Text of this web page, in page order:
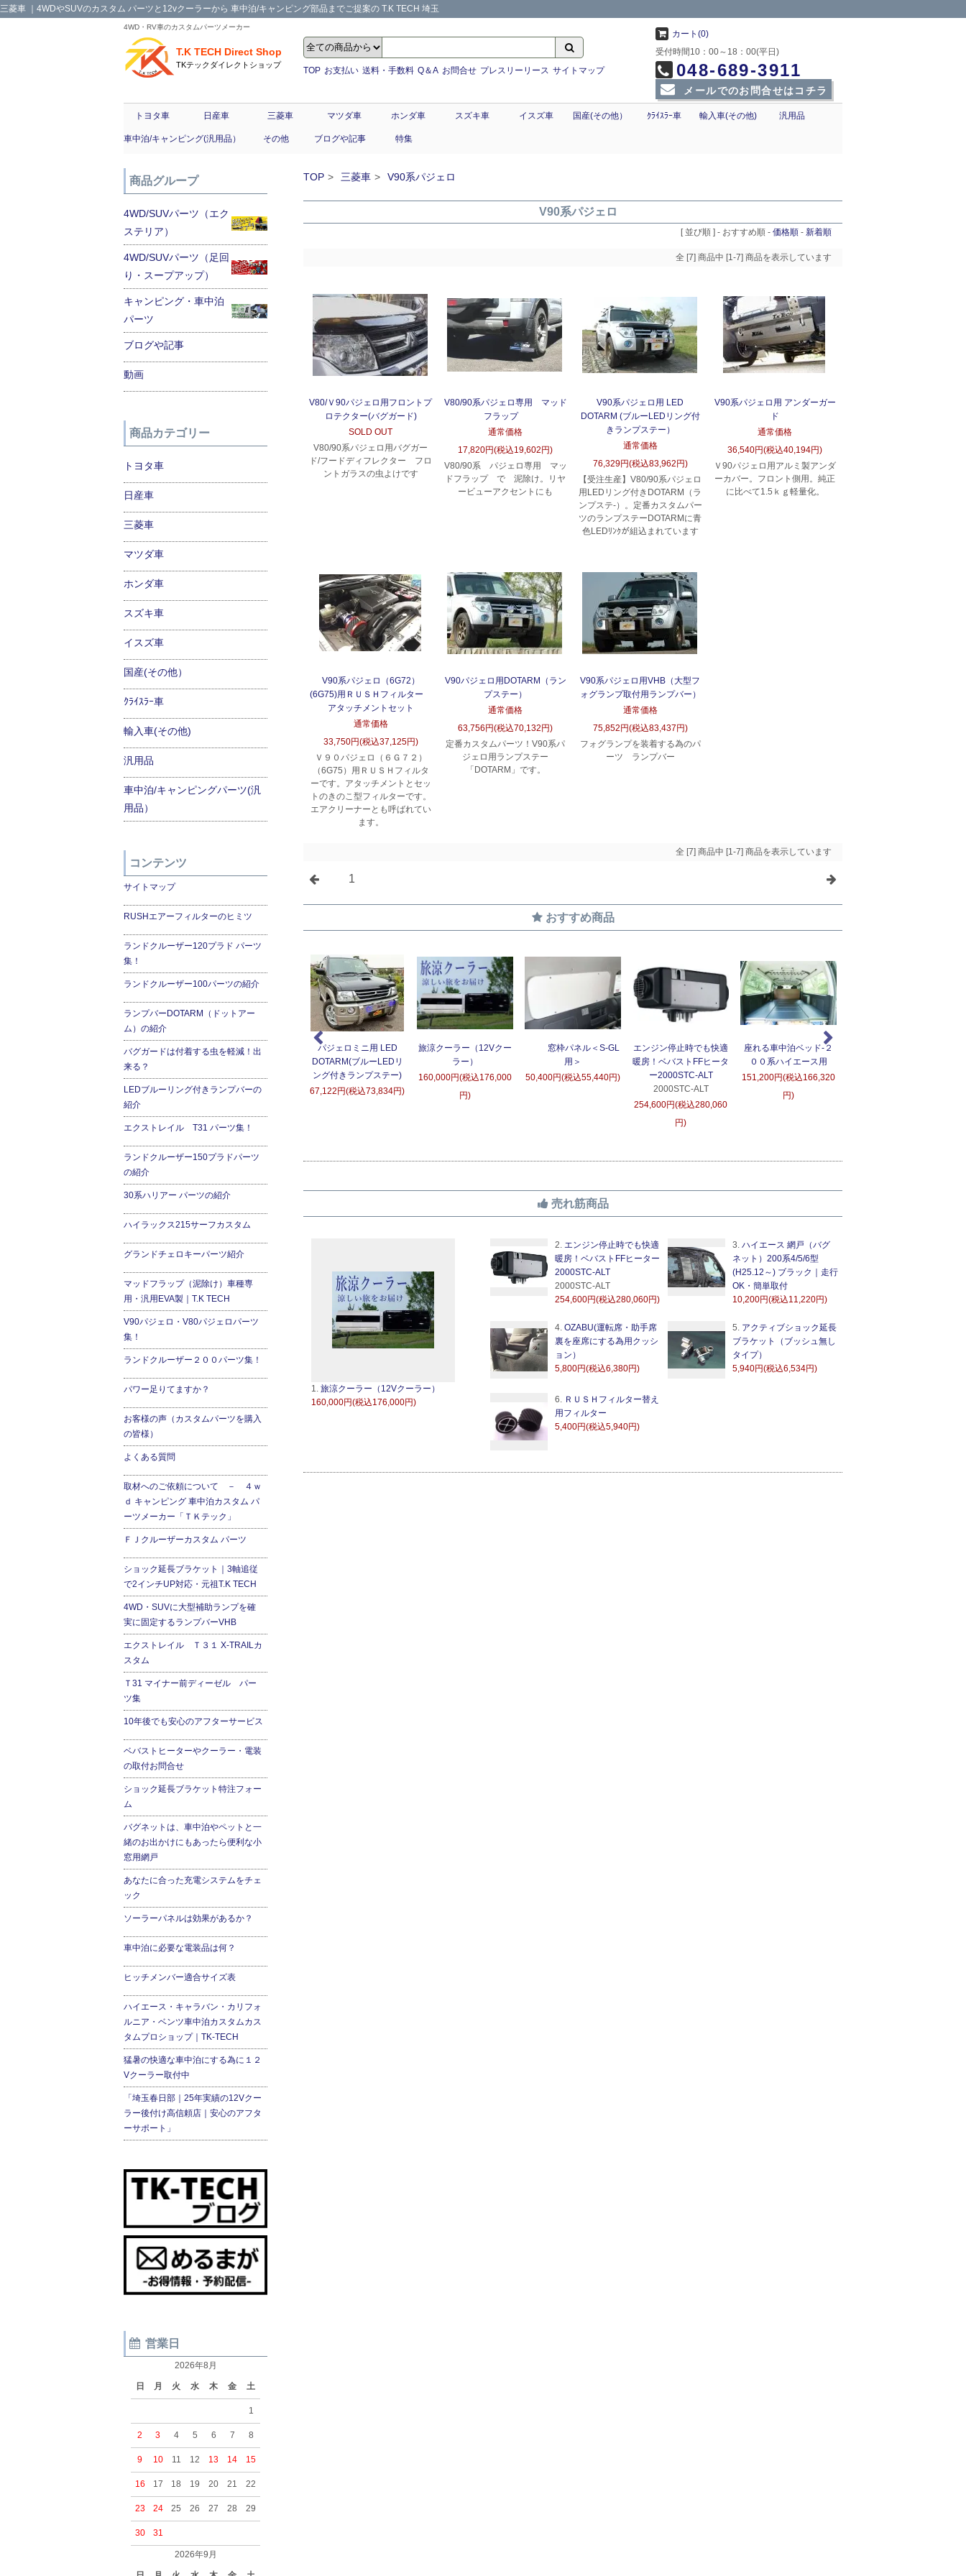
三菱車 ｜4WDやSUVのカスタム パーツと12vクーラーから 車中泊/キャンピング部品までご提案の T.K TECH 埼玉
4WD・RV車のカスタムパーツメーカー
T.K TECH Direct Shop
TKテックダイレクトショップ
TOP お支払い 送料・手数料 Q＆A お問合せ プレスリーリース サイトマップ
カート(0)
受付時間10：00～18：00(平日)
048-689-3911
メールでのお問合せはコチラ
トヨタ車 日産車 三菱車 マツダ車 ホンダ車 スズキ車 イスズ車 国産(その他） ｸﾗｲｽﾗｰ車 輸入車(その他) 汎用品
車中泊/キャンピング(汎用品） その他 ブログや記事 特集
TOP 三菱車 V90系パジェロ
V90系パジェロ
[ 並び順 ] - おすすめ順 - 価格順 - 新着順
全 [7] 商品中 [1-7] 商品を表示しています
V80/Ｖ90パジェロ用フロントプ
ロテクター(バグガード)
SOLD OUT
V80/90系パジェロ用バグガー
ド/フードディフレクター フロ
ントガラスの虫よけです
V80/90系パジェロ専用 マッド
フラップ
通常価格
17,820円(税込19,602円)
V80/90系 パジェロ専用 マッ
ドフラップ で 泥除け。リヤ
ービューアクセントにも
V90系パジェロ用 LED
DOTARM (ブルーLEDリング付
きランプステー）
通常価格
76,329円(税込83,962円)
【受注生産】V80/90系パジェロ
用LEDリング付きDOTARM（ラ
ンプステ-）。定番カスタムパー
ツのランプステーDOTARMに青
色LEDﾘﾝｸが組込まれています
V90系パジェロ用 アンダーガー
ド
通常価格
36,540円(税込40,194円)
Ｖ90パジェロ用アルミ製アンダ
ーカバー。フロント側用。純正
に比べて1.5ｋｇ軽量化。
V90系パジェロ（6G72）
(6G75)用ＲＵＳＨフィルター
アタッチメントセット
通常価格
33,750円(税込37,125円)
Ｖ９０パジェロ（６Ｇ７２）
（6G75）用ＲＵＳＨフィルタ
ーです。アタッチメントとセッ
トのきのこ型フィルターです。
エアクリーナーとも呼ばれてい
ます。
V90パジェロ用DOTARM（ラン
プステー）
通常価格
63,756円(税込70,132円)
定番カスタムパーツ！V90系パ
ジェロ用ランプステー
「DOTARM」です。
V90系パジェロ用VHB（大型フ
ォグランプ取付用ランプバー）
通常価格
75,852円(税込83,437円)
フォグランプを装着する為のパ
ーツ ランプバー
全 [7] 商品中 [1-7] 商品を表示しています
1
おすすめ商品
座れる車中泊ベッド-２
００系ハイエース用
151,200円(税込166,320
円)
ＲＵＳＨフィルター替え
5,400円(税込5,940円)
パジェロミニ用 LED
DOTARM(ブルーLEDリ
ング付きランプステー)
67,122円(税込73,834円)
旅涼クーラー（12Vクー
ラー）
160,000円(税込176,000
円)
窓枠パネル＜S-GL
用＞
50,400円(税込55,440円)
エンジン停止時でも快適
暖房！ベバストFFヒータ
ー2000STC-ALT
2000STC-ALT
254,600円(税込280,060
円)
座れる車中泊ベッド-２
００系ハイエース用
151,200円(税込166,320
円)
売れ筋商品
1. 旅涼クーラー（12Vクーラー）
160,000円(税込176,000円)
2.エンジン停止時でも快適
暖房！ベバストFFヒーター
2000STC-ALT
2000STC-ALT
254,600円(税込280,060円)
3. ハイエース 網戸（バグ
ネット）200系4/5/6型
(H25.12～) ブラック｜走行
OK・簡単取付
10,200円(税込11,220円)
4.OZABU(運転席・助手席
裏を座席にする為用クッシ
ョン）
5,800円(税込6,380円)
5. アクティブショック延長
ブラケット（ブッシュ無し
タイプ）
5,940円(税込6,534円)
6.ＲＵＳＨフィルター替え
用フィルター
5,400円(税込5,940円)
商品グループ
4WD/SUVパーツ（エク
ステリア）
4WD/SUVパーツ（足回
り・スープアップ）
キャンピング・車中泊
パーツ
ブログや記事
動画
商品カテゴリー
トヨタ車
日産車
三菱車
マツダ車
ホンダ車
スズキ車
イスズ車
国産(その他）
ｸﾗｲｽﾗｰ車
輸入車(その他)
汎用品
車中泊/キャンピングパーツ(汎
用品）
コンテンツ
サイトマップ
RUSHエアーフィルターのヒミツ
ランドクルーザー120プラド パーツ
集！
ランドクルーザー100パーツの紹介
ランプバーDOTARM（ドットアー
ム）の紹介
バグガードは付着する虫を軽減！出
来る？
LEDブルーリング付きランプバーの
紹介
エクストレイル T31 パーツ集！
ランドクルーザー150プラドパーツ
の紹介
30系ハリアー パーツの紹介
ハイラックス215サーフカスタム
グランドチェロキーパーツ紹介
マッドフラップ（泥除け）車種専
用・汎用EVA製｜T.K TECH
V90パジェロ・V80パジェロパーツ
集！
ランドクルーザー２００パーツ集！
パワー足りてますか？
お客様の声（カスタムパーツを購入
の皆様）
よくある質問
取材へのご依頼について － ４ｗ
ｄ キャンピング 車中泊カスタム パ
ーツメーカー「ＴＫテック」
ＦＪクルーザーカスタム パーツ
ショック延長ブラケット｜3軸追従
で2インチUP対応・元祖T.K TECH
4WD・SUVに大型補助ランプを確
実に固定するランプバーVHB
エクストレイル Ｔ３１ X-TRAILカ
スタム
Ｔ31 マイナー前ディーゼル パー
ツ集
10年後でも安心のアフターサービス
ベバストヒーターやクーラー・電装
の取付お問合せ
ショック延長ブラケット特注フォー
ム
バグネットは、車中泊やペットと一
緒のお出かけにもあったら便利な小
窓用網戸
あなたに合った充電システムをチェ
ック
ソーラーパネルは効果があるか？
車中泊に必要な電装品は何？
ヒッチメンバー適合サイズ表
ハイエース・キャラバン・カリフォ
ルニア・ベンツ車中泊カスタムカス
タムプロショップ｜TK-TECH
猛暑の快適な車中泊にする為に１２
Vクーラー取付中
「埼玉春日部｜25年実績の12Vクー
ラー後付け高信頼店｜安心のアフタ
ーサポート」
営業日
2026年8月
日 月 火 水 木 金 土
1
2 3 4 5 6 7 8
9 10 11 12 13 14 15
16 17 18 19 20 21 22
23 24 25 26 27 28 29
30 31
2026年9月